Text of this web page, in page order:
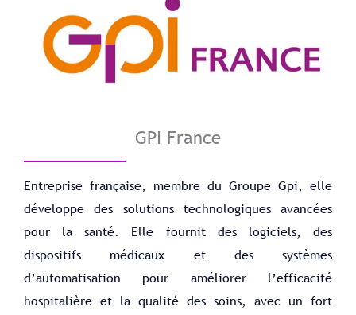
GPI France
Entreprise française, membre du Groupe Gpi, elle
développe des solutions technologiques avancées
pour la santé. Elle fournit des logiciels, des
dispositifs médicaux et des systèmes
d’automatisation pour améliorer l’efficacité
hospitalière et la qualité des soins, avec un fort